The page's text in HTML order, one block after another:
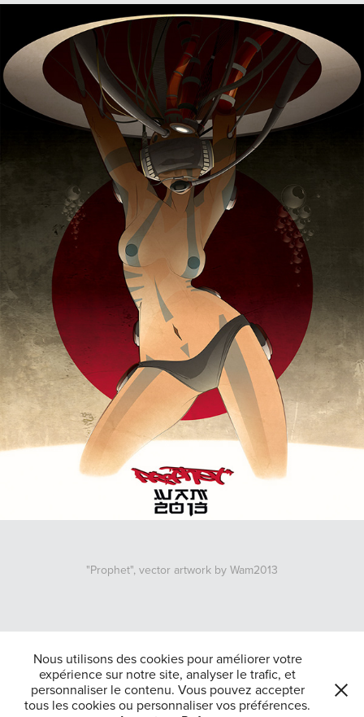
"Prophet", vector artwork by Wam2013
Tous droits reserves Jean-Raphaël Belajew 2025-Powered by
Nous utilisons des cookies pour améliorer votre
expérience sur notre site, analyser le trafic, et
personnaliser le contenu. Vous pouvez accepter
tous les cookies ou personnaliser vos préférences.